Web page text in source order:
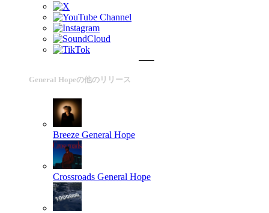
General Hopeの他のリリース
Breeze General Hope
Crossroads General Hope